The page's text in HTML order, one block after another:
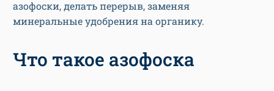
азофоски, делать перерыв, заменяя
минеральные удобрения на органику.
Что такое азофоска